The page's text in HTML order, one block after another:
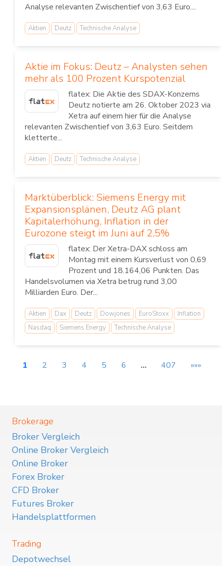
Analyse relevanten Zwischentief von 3,63 Euro....
Aktien Deutz Technische Analyse
Aktie im Fokus: Deutz – Analysten sehen
mehr als 100 Prozent Kurspotenzial
flatex: Die Aktie des SDAX-Konzerns
Deutz notierte am 26. Oktober 2023 via
Xetra auf einem hier für die Analyse
relevanten Zwischentief von 3,63 Euro. Seitdem
kletterte...
Aktien Deutz Technische Analyse
Marktüberblick: Siemens Energy mit
Expansionsplänen, Deutz AG plant
Kapitalerhöhung, Inflation in der
Eurozone steigt im Juni auf 2,5%
flatex: Der Xetra-DAX schloss am
Montag mit einem Kursverlust von 0,69
Prozent und 18.164,06 Punkten. Das
Handelsvolumen via Xetra betrug rund 3,00
Milliarden Euro. Der...
Aktien Dax Deutz Dowjones EuroStoxx
Inflation
Nasdaq
Siemens Energy Technische Analyse
1 2 3 4 5 6 … 407 »»»
Brokerage
Broker Vergleich
Online Broker Vergleich
Online Broker
Forex Broker
CFD Broker
Futures Broker
Handelsplattformen
Trading
Depotwechsel